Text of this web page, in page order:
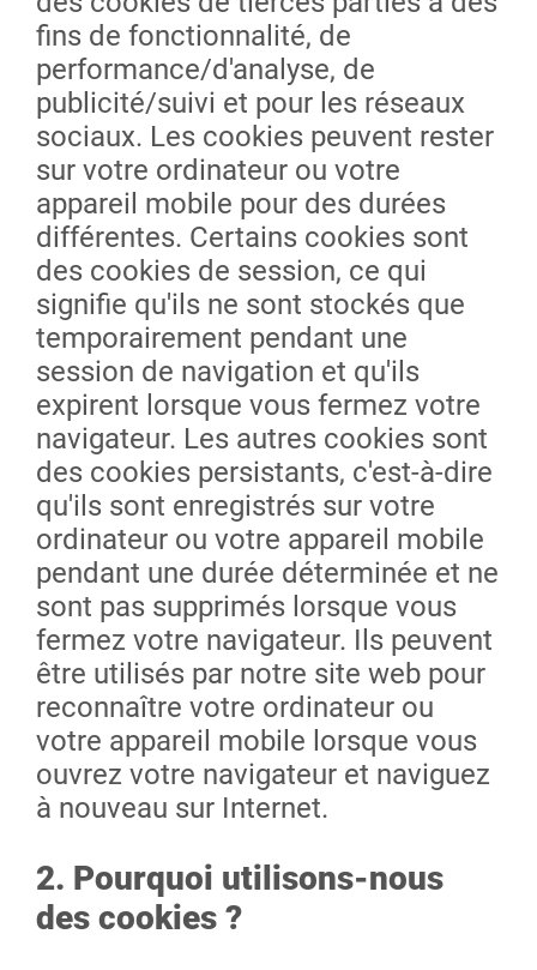
fins de fonctionnalité, de
performance/d'analyse, de
publicité/suivi et pour les réseaux
sociaux. Les cookies peuvent rester
sur votre ordinateur ou votre
appareil mobile pour des durées
différentes. Certains cookies sont
des cookies de session, ce qui
signifie qu'ils ne sont stockés que
temporairement pendant une
session de navigation et qu'ils
expirent lorsque vous fermez votre
navigateur. Les autres cookies sont
des cookies persistants, c'est-à-dire
qu'ils sont enregistrés sur votre
ordinateur ou votre appareil mobile
pendant une durée déterminée et ne
sont pas supprimés lorsque vous
fermez votre navigateur. Ils peuvent
être utilisés par notre site web pour
reconnaître votre ordinateur ou
votre appareil mobile lorsque vous
ouvrez votre navigateur et naviguez
à nouveau sur Internet.
2. Pourquoi utilisons-nous
des cookies ?